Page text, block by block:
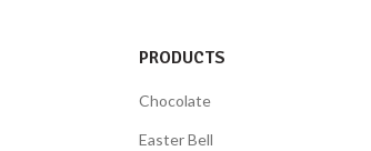
PRODUCTS
Chocolate
Easter Bell